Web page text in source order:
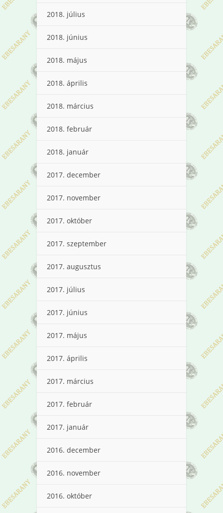
2018. július
2018. június
2018. május
2018. április
2018. március
2018. február
2018. január
2017. december
2017. november
2017. október
2017. szeptember
2017. augusztus
2017. július
2017. június
2017. május
2017. április
2017. március
2017. február
2017. január
2016. december
2016. november
2016. október